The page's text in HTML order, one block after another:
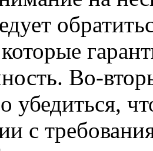
Во-
убедиться,
с